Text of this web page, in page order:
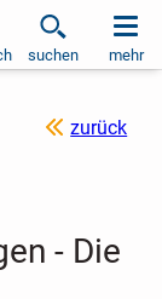
suchen mehr
zurück
- Die